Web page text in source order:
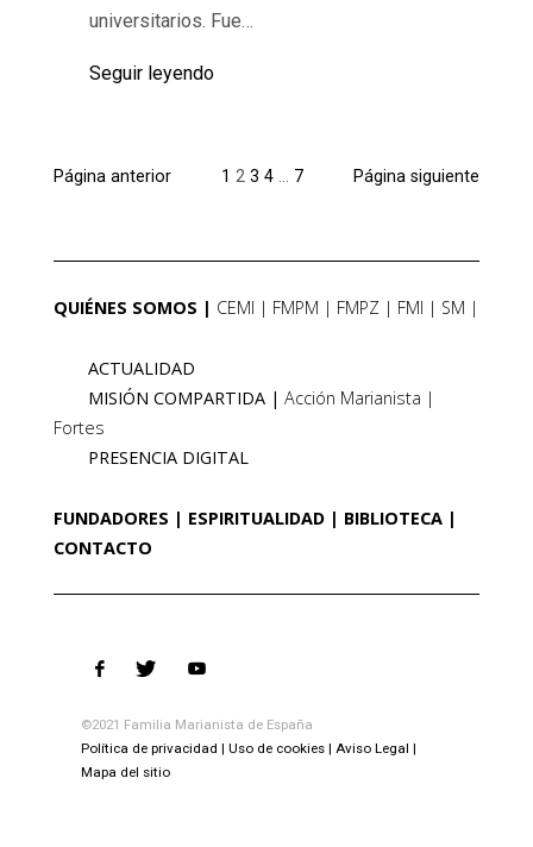
universitarios. Fue…
Seguir leyendo
Página anterior 1 2 3 4 … 7 Página siguiente
QUIÉNES SOMOS CEMI FMPM FMPZ FMI SM
ACTUALIDAD
MISIÓN COMPARTIDA
Acción Marianista
Fortes
PRESENCIA DIGITAL
FUNDADORES ESPIRITUALIDAD
BIBLIOTECA
CONTACTO
©2021 Familia Marianista de España
Política de privacidad
Uso de cookies
Aviso Legal
Mapa del sitio